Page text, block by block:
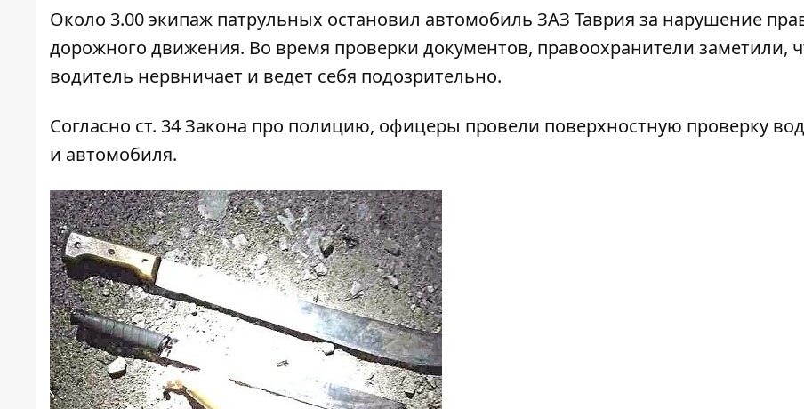
Около 3.00 экипаж патрульных остановил автомобиль ЗАЗ Таврия за нарушение
дорожного движения. Во время проверки документов, правоохранители заметили,
водитель нервничает и ведет себя подозрительно.
Согласно ст. 34 Закона про полицию, офицеры провели поверхностную проверку
и автомобиля.